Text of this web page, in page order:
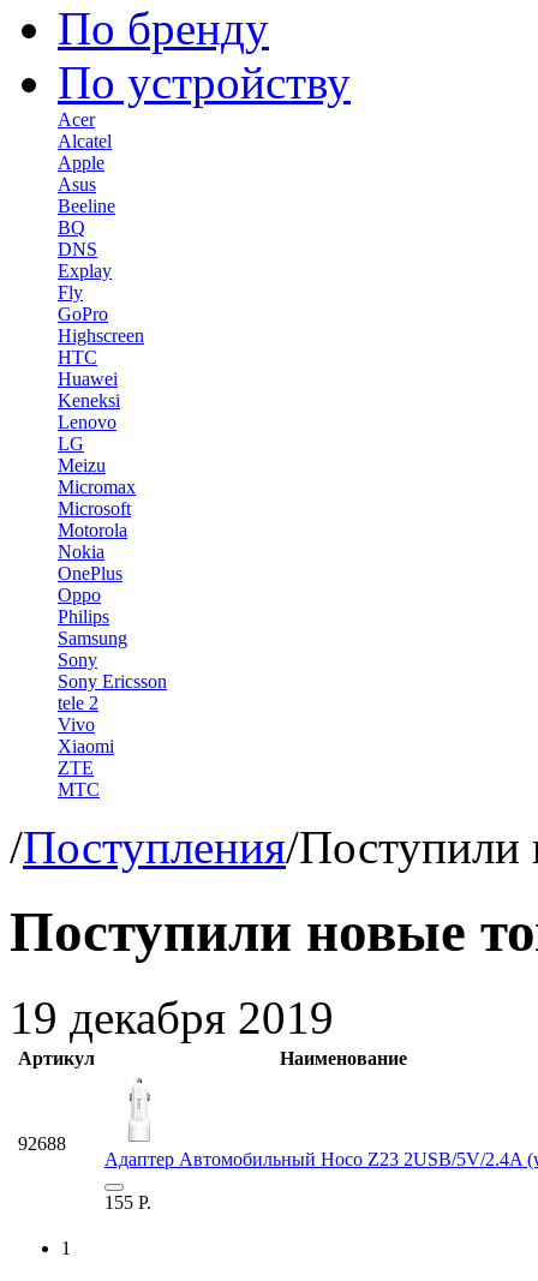
По бренду
По устройству
Acer
Alcatel
Apple
Asus
Beeline
BQ
DNS
Explay
Fly
GoPro
Highscreen
HTC
Huawei
Keneksi
Lenovo
LG
Meizu
Micromax
Microsoft
Motorola
Nokia
OnePlus
Oppo
Philips
Samsung
Sony
Sony Ericsson
tele 2
Vivo
Xiaomi
ZTE
МТС
/Поступления/Поступили
Поступили новые
19 декабря 2019
Артикул Наименование
92688
Адаптер Автомобильный Hoco Z23 2USB/5V/2.4A
155 Р.
1